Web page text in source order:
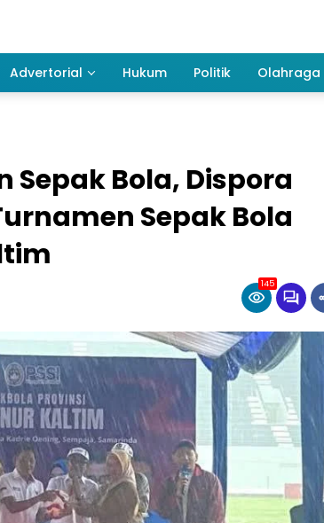
Advertorial Hukum Politik Olahraga
Sepak Bola, Dispora
Sepak Bola
145